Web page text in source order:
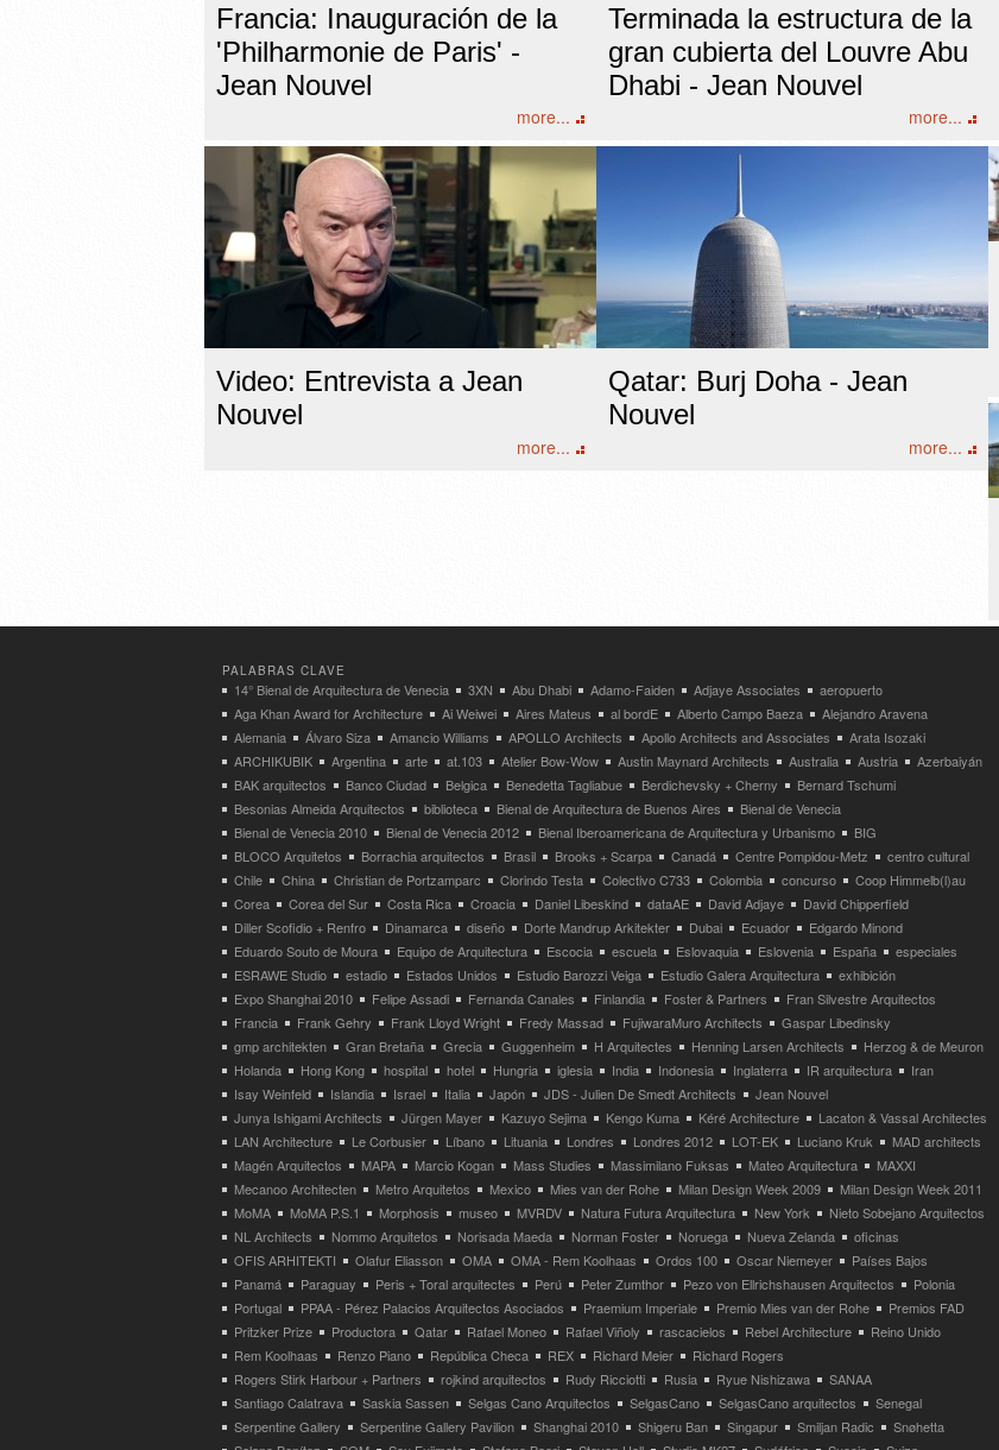
Francia: Inauguración de la
'Philharmonie de Paris' -
Jean Nouvel
more...
Terminada la estructura de la
gran cubierta del Louvre Abu
Dhabi - Jean Nouvel
more...
Video: Entrevista a Jean
Nouvel
more...
Qatar: Burj Doha - Jean
Nouvel
more...
PALABRAS CLAVE
14° Bienal de Arquitectura de Venecia 3XN Abu Dhabi Adamo-Faiden Adjaye Associates
aeropuerto
Aga Khan Award for Architecture
Ai Weiwei Aires Mateus al bordE Alberto Campo Baeza
Alejandro Aravena
Alemania
Álvaro Siza Amancio Williams APOLLO Architects Apollo Architects and Associates
Arata Isozaki
ARCHIKUBIK
Argentina arte at.103 Atelier Bow-Wow Austin Maynard Architects Australia Austria
Azerbaiyán
BAK arquitectos
Banco Ciudad Belgica Benedetta Tagliabue Berdichevsky + Cherny
Bernard Tschumi
Besonias Almeida Arquitectos
biblioteca Bienal de Arquitectura de Buenos Aires
Bienal de Venecia
Bienal de Venecia 2010
Bienal de Venecia 2012 Bienal Iberoamericana de Arquitectura y Urbanismo
BIG
BLOCO Arquitetos
Borrachia arquitectos Brasil Brooks + Scarpa Canadá Centre Pompidou-Metz
centro cultural
Chile
China Christian de Portzamparc Clorindo Testa Colectivo C733 Colombia concurso
Coop Himmelb(l)au
Corea
Corea del Sur Costa Rica Croacia Daniel Libeskind dataAE David Adjaye
David Chipperfield
Diller Scofidio + Renfro
Dinamarca diseño Dorte Mandrup Arkitekter Dubai Ecuador
Edgardo Minond
Eduardo Souto de Moura
Equipo de Arquitectura Escocia escuela Eslovaquia Eslovenia España
especiales
ESRAWE Studio
estadio Estados Unidos Estudio Barozzi Veiga Estudio Galera Arquitectura
exhibición
Expo Shanghai 2010
Felipe Assadi Fernanda Canales Finlandia Foster & Partners
Fran Silvestre Arquitectos
Francia
Frank Gehry Frank Lloyd Wright Fredy Massad FujiwaraMuro Architects
Gaspar Libedinsky
gmp architekten
Gran Bretaña Grecia Guggenheim H Arquitectes Henning Larsen Architects
Herzog & de Meuron
Holanda
Hong Kong hospital hotel Hungria iglesia India Indonesia Inglaterra IR arquitectura
Iran
Isay Weinfeld
Islandia Israel Italia Japón JDS - Julien De Smedt Architects
Jean Nouvel
Junya Ishigami Architects
Jürgen Mayer Kazuyo Sejima Kengo Kuma Kéré Architecture
Lacaton & Vassal Architectes
LAN Architecture
Le Corbusier Líbano Lituania Londres Londres 2012 LOT-EK Luciano Kruk
MAD architects
Magén Arquitectos
MAPA Marcio Kogan Mass Studies Massimilano Fuksas Mateo Arquitectura
MAXXI
Mecanoo Architecten
Metro Arquitetos Mexico Mies van der Rohe Milan Design Week 2009
Milan Design Week 2011
MoMA
MoMA P.S.1 Morphosis museo MVRDV Natura Futura Arquitectura New York
Nieto Sobejano Arquitectos
NL Architects
Nommo Arquitetos Norisada Maeda Norman Foster Noruega Nueva Zelanda
oficinas
OFIS ARHITEKTI
Olafur Eliasson OMA OMA - Rem Koolhaas Ordos 100 Oscar Niemeyer
Países Bajos
Panamá
Paraguay Peris + Toral arquitectes Perú Peter Zumthor Pezo von Ellrichshausen Arquitectos
Polonia
Portugal
PPAA - Pérez Palacios Arquitectos Asociados Praemium Imperiale Premio Mies van der Rohe
Premios FAD
Pritzker Prize
Productora Qatar Rafael Moneo Rafael Viñoly rascacielos Rebel Architecture
Reino Unido
Rem Koolhaas
Renzo Piano República Checa REX Richard Meier
Richard Rogers
Rogers Stirk Harbour + Partners
rojkind arquitectos Rudy Ricciotti Rusia Ryue Nishizawa
SANAA
Santiago Calatrava
Saskia Sassen Selgas Cano Arquitectos SelgasCano SelgasCano arquitectos
Senegal
Serpentine Gallery
Serpentine Gallery Pavilion Shanghai 2010 Shigeru Ban Singapur Smiljan Radic
Snøhetta